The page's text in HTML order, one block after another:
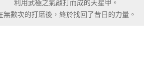
利用武極之氣敲打而成的天星甲。
無數次的打磨後，終於找回了昔日的力量。